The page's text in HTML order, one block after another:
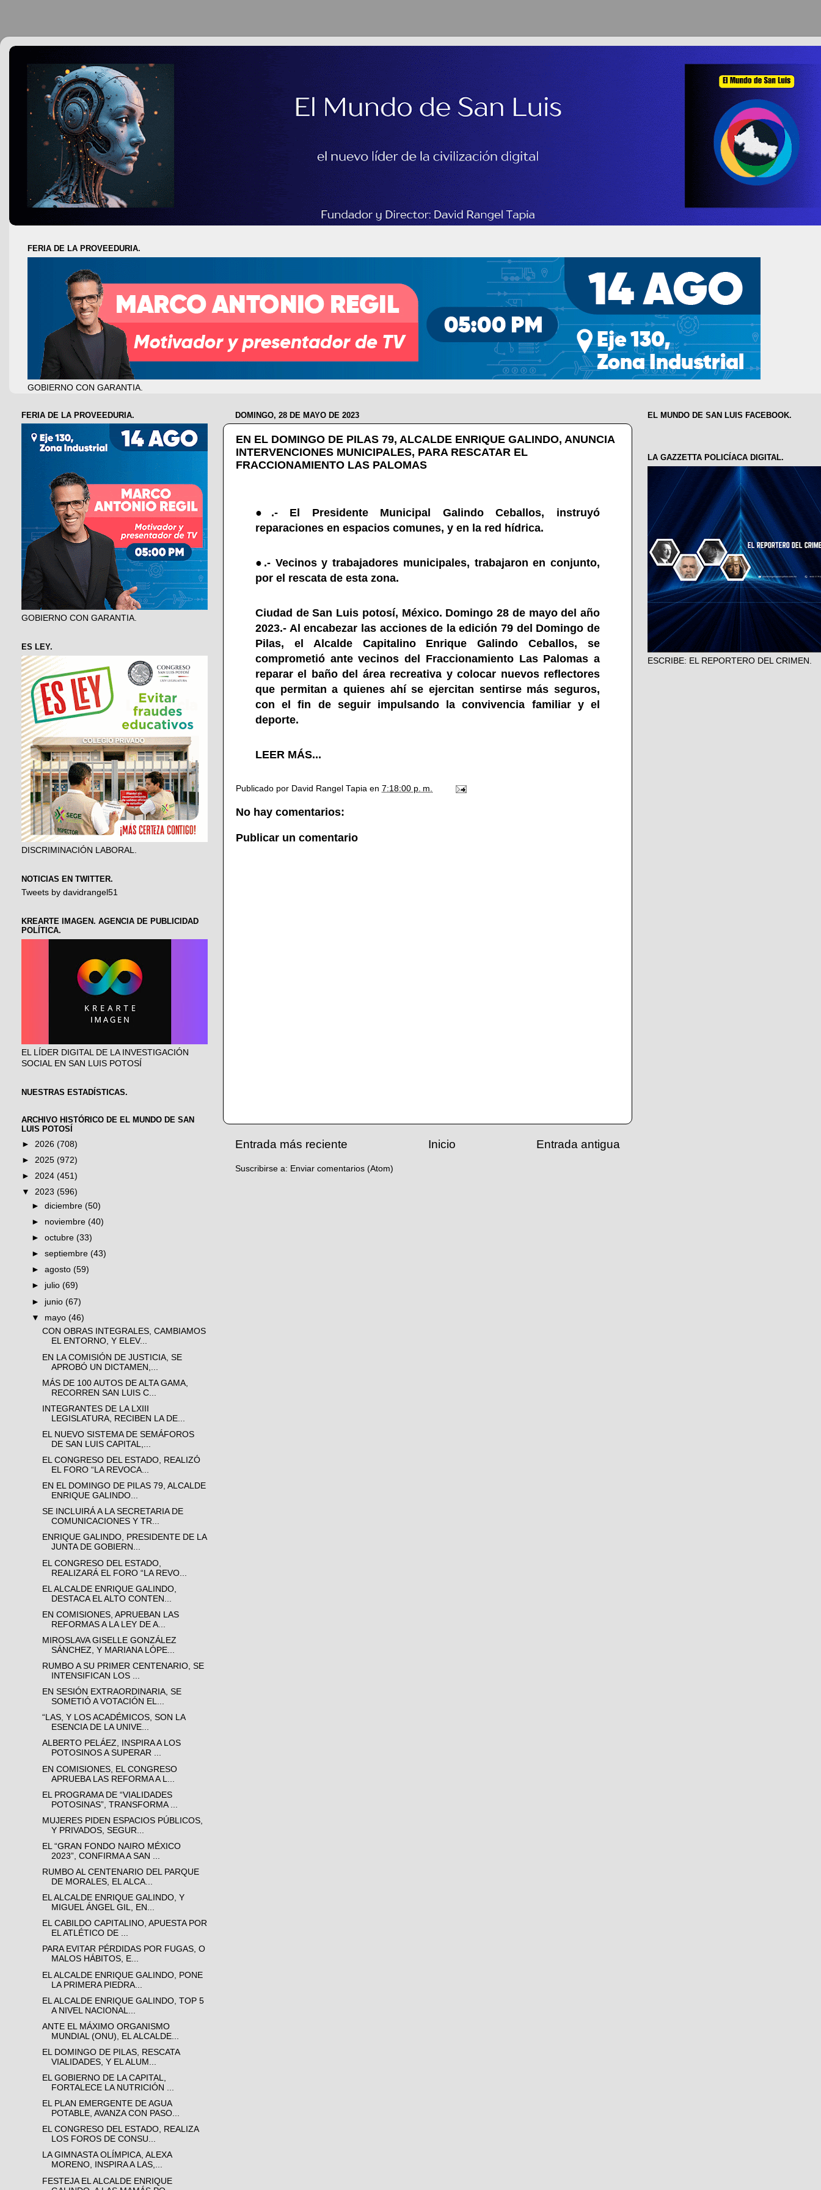
FERIA DE LA PROVEEDURIA.
GOBIERNO CON GARANTIA.
DOMINGO, 28 DE MAYO DE 2023
EN EL DOMINGO DE PILAS 79, ALCALDE ENRIQUE GALINDO, ANUNCIA
INTERVENCIONES MUNICIPALES, PARA RESCATAR EL
FRACCIONAMIENTO LAS PALOMAS
●.- El Presidente Municipal Galindo Ceballos, instruyó
reparaciones en espacios comunes, y en la red hídrica.
●.- Vecinos y trabajadores municipales, trabajaron en conjunto,
por el rescata de esta zona.
Ciudad de San Luis potosí, México. Domingo 28 de mayo del año
2023.- Al encabezar las acciones de la edición 79 del Domingo de
Pilas, el Alcalde Capitalino Enrique Galindo Ceballos, se
comprometió ante vecinos del Fraccionamiento Las Palomas a
reparar el baño del área recreativa y colocar nuevos reflectores
que permitan a quienes ahí se ejercitan sentirse más seguros,
con el fin de seguir impulsando la convivencia familiar y el
deporte.
LEER MÁS...
Publicado por David Rangel Tapia en 7:18:00 p. m.
No hay comentarios:
Publicar un comentario
Entrada más reciente Entrada antigua
Inicio
Suscribirse a: Enviar comentarios (Atom)
FERIA DE LA PROVEEDURIA.
GOBIERNO CON GARANTIA.
ES LEY.
DISCRIMINACIÓN LABORAL.
NOTICIAS EN TWITTER.
Tweets by davidrangel51
KREARTE IMAGEN. AGENCIA DE PUBLICIDAD
POLÍTICA.
EL LÍDER DIGITAL DE LA INVESTIGACIÓN
SOCIAL EN SAN LUIS POTOSÍ
NUESTRAS ESTADÍSTICAS.
ARCHIVO HISTÓRICO DE EL MUNDO DE SAN
LUIS POTOSÍ
► 2026 (708)
► 2025 (972)
► 2024 (451)
▼ 2023 (596)
►diciembre(50)
► noviembre(40)
►octubre(33)
►septiembre(43)
►agosto(59)
► julio(69)
► junio(67)
▼ mayo(46)
CON OBRAS INTEGRALES, CAMBIAMOS
EL ENTORNO, Y ELEV...
EN LA COMISIÓN DE JUSTICIA, SE
APROBÓ UN DICTAMEN,...
MÁS DE 100 AUTOS DE ALTA GAMA,
RECORREN SAN LUIS C...
INTEGRANTES DE LA LXIII
LEGISLATURA, RECIBEN LA DE...
EL NUEVO SISTEMA DE SEMÁFOROS
DE SAN LUIS CAPITAL,...
EL CONGRESO DEL ESTADO, REALIZÓ
EL FORO “LA REVOCA...
EN EL DOMINGO DE PILAS 79, ALCALDE
ENRIQUE GALINDO...
SE INCLUIRÁ A LA SECRETARIA DE
COMUNICACIONES Y TR...
ENRIQUE GALINDO, PRESIDENTE DE LA
JUNTA DE GOBIERN...
EL CONGRESO DEL ESTADO,
REALIZARÁ EL FORO “LA REVO...
EL ALCALDE ENRIQUE GALINDO,
DESTACA EL ALTO CONTEN...
EN COMISIONES, APRUEBAN LAS
REFORMAS A LA LEY DE A...
MIROSLAVA GISELLE GONZÁLEZ
SÁNCHEZ, Y MARIANA LÓPE...
RUMBO A SU PRIMER CENTENARIO, SE
INTENSIFICAN LOS ...
EN SESIÓN EXTRAORDINARIA, SE
SOMETIÓ A VOTACIÓN EL...
“LAS, Y LOS ACADÉMICOS, SON LA
ESENCIA DE LA UNIVE...
ALBERTO PELÁEZ, INSPIRA A LOS
POTOSINOS A SUPERAR ...
EN COMISIONES, EL CONGRESO
APRUEBA LAS REFORMA A L...
EL PROGRAMA DE “VIALIDADES
POTOSINAS”, TRANSFORMA ...
MUJERES PIDEN ESPACIOS PÚBLICOS,
Y PRIVADOS, SEGUR...
EL “GRAN FONDO NAIRO MÉXICO
2023”, CONFIRMA A SAN ...
RUMBO AL CENTENARIO DEL PARQUE
DE MORALES, EL ALCA...
EL ALCALDE ENRIQUE GALINDO, Y
MIGUEL ÁNGEL GIL, EN...
EL CABILDO CAPITALINO, APUESTA POR
EL ATLÉTICO DE ...
PARA EVITAR PÉRDIDAS POR FUGAS, O
MALOS HÁBITOS, E...
EL ALCALDE ENRIQUE GALINDO, PONE
LA PRIMERA PIEDRA...
EL ALCALDE ENRIQUE GALINDO, TOP 5
A NIVEL NACIONAL...
ANTE EL MÁXIMO ORGANISMO
MUNDIAL (ONU), EL ALCALDE...
EL DOMINGO DE PILAS, RESCATA
VIALIDADES, Y EL ALUM...
EL GOBIERNO DE LA CAPITAL,
FORTALECE LA NUTRICIÓN ...
EL PLAN EMERGENTE DE AGUA
POTABLE, AVANZA CON PASO...
EL CONGRESO DEL ESTADO, REALIZA
LOS FOROS DE CONSU...
LA GIMNASTA OLÍMPICA, ALEXA
MORENO, INSPIRA A LAS,...
FESTEJA EL ALCALDE ENRIQUE
EL MUNDO DE SAN LUIS FACEBOOK.
LA GAZZETTA POLICÍACA DIGITAL.
ESCRIBE: EL REPORTERO DEL CRIMEN.